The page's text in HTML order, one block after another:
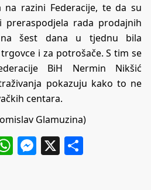
na razini Federacije, te da su
preraspodjela rada prodajnih
šest dana u tjednu bila
i za potrošače. S tim se
BiH Nermin Nikšić
pokazuju kako to ne
centara.
Glamuzina)
WhatsApp
Messenger
X